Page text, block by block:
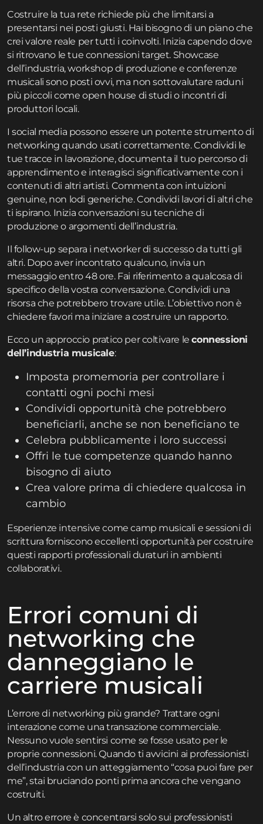
Costruire la tua rete richiede più che limitarsi a
presentarsi nei posti giusti. Hai bisogno di un piano che
crei valore reale per tutti i coinvolti. Inizia capendo dove
si ritrovano le tue connessioni target. Showcase
dell’industria, workshop di produzione e conferenze
musicali sono posti ovvi, ma non sottovalutare raduni
più piccoli come open house di studi o incontri di
produttori locali.
I social media possono essere un potente strumento di
networking quando usati correttamente. Condividi le
tue tracce in lavorazione, documenta il tuo percorso di
apprendimento e interagisci significativamente con i
contenuti di altri artisti. Commenta con intuizioni
genuine, non lodi generiche. Condividi lavori di altri che
ti ispirano. Inizia conversazioni su tecniche di
produzione o argomenti dell’industria.
Il follow-up separa i networker di successo da tutti gli
altri. Dopo aver incontrato qualcuno, invia un
messaggio entro 48 ore. Fai riferimento a qualcosa di
specifico della vostra conversazione. Condividi una
risorsa che potrebbero trovare utile. L’obiettivo non è
chiedere favori ma iniziare a costruire un rapporto.
Ecco un approccio pratico per coltivare leconnessioni
dell’industria musicale:
Imposta promemoria per controllare i
contatti ogni pochi mesi
Condividi opportunità che potrebbero
beneficiarli, anche se non beneficiano te
Celebra pubblicamente i loro successi
Offri le tue competenze quando hanno
bisogno di aiuto
Crea valore prima di chiedere qualcosa in
cambio
Esperienze intensive comecamp musicali e sessioni di
scrittura forniscono eccellenti opportunità per costruire
questi rapporti professionali duraturi in ambienti
collaborativi.
Errori comuni di
networking che
danneggiano le
carriere musicali
L’errore di networking più grande? Trattare ogni
interazione come una transazione commerciale.
Nessuno vuole sentirsi come se fosse usato per le
proprie connessioni. Quando ti avvicini ai professionisti
dell’industria con un atteggiamento “cosa puoi fare per
me”, stai bruciando ponti prima ancora che vengano
costruiti.
Un altro errore è concentrarsi solo sui professionisti